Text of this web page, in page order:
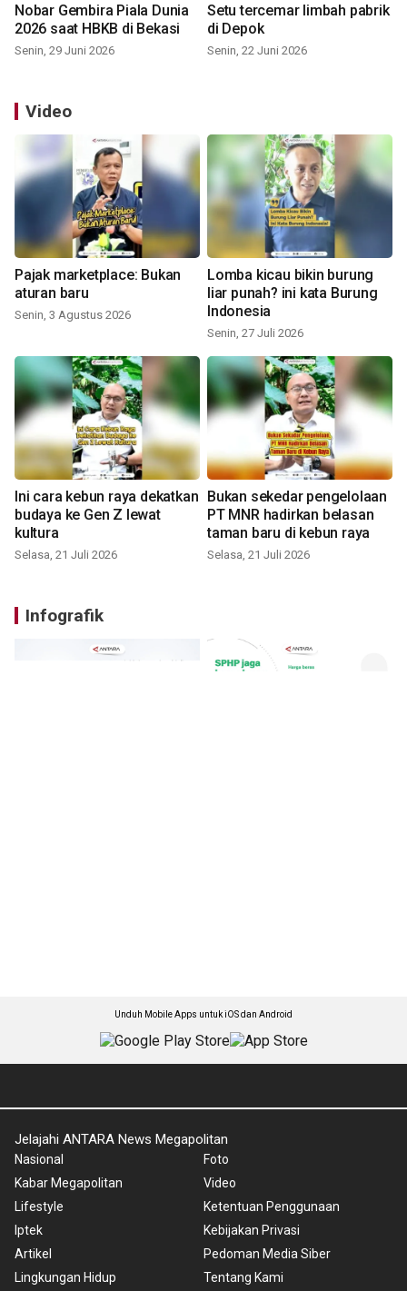
Nobar Gembira Piala Dunia
2026 saat HBKB di Bekasi
Senin, 29 Juni 2026
Setu tercemar limbah pabrik
di Depok
Senin, 22 Juni 2026
Video
Pajak marketplace: Bukan
aturan baru
Senin, 3 Agustus 2026
Lomba kicau bikin burung
liar punah? ini kata Burung
Indonesia
Senin, 27 Juli 2026
Ini cara kebun raya dekatkan
budaya ke Gen Z lewat
kultura
Selasa, 21 Juli 2026
Bukan sekedar pengelolaan
PT MNR hadirkan belasan
taman baru di kebun raya
Selasa, 21 Juli 2026
Infografik
Unduh Mobile Apps untuk iOS dan Android
Jelajahi ANTARA News Megapolitan
Nasional
Kabar Megapolitan
Lifestyle
Iptek
Artikel
Lingkungan Hidup
Foto
Video
Ketentuan Penggunaan
Kebijakan Privasi
Pedoman Media Siber
Tentang Kami